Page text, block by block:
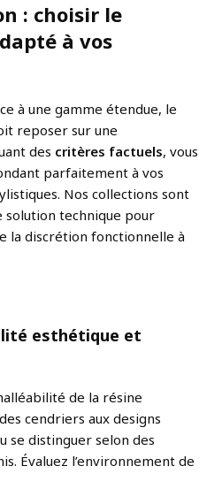
: choisir le
à vos
à une gamme étendue, le
reposer sur une
des critères factuels, vous
parfaitement à vos
Nos collections sont
technique pour
la discrétion fonctionnelle à
esthétique et
de la résine
cendriers aux designs
se distinguer selon des
Évaluez l’environnement de